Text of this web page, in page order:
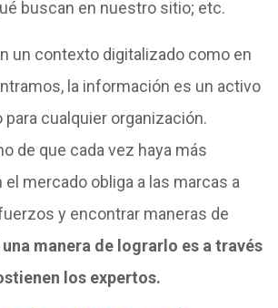
buscan en nuestro sitio; etc.
un contexto digitalizado como en
la información es un activo
para cualquier organización.
de que cada vez haya más
mercado obliga a las marcas a
y encontrar maneras de
una manera de lograrlo es a través
los expertos.